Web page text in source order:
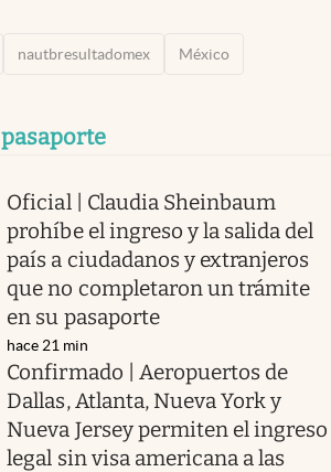
nautbresultadomex México
pasaporte
Oficial | Claudia Sheinbaum
prohíbe el ingreso y la salida del
país a ciudadanos y extranjeros
que no completaron un trámite
en su pasaporte
hace 21 min
Confirmado | Aeropuertos de
Dallas, Atlanta, Nueva York y
Nueva Jersey permiten el ingreso
legal sin visa americana a las